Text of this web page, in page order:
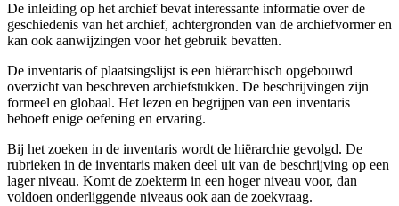
De inleiding op het archief bevat interessante informatie over de
geschiedenis van het archief, achtergronden van de archiefvormer en
kan ook aanwijzingen voor het gebruik bevatten.
De inventaris of plaatsingslijst is een hiërarchisch opgebouwd
overzicht van beschreven archiefstukken. De beschrijvingen zijn
formeel en globaal. Het lezen en begrijpen van een inventaris
behoeft enige oefening en ervaring.
Bij het zoeken in de inventaris wordt de hiërarchie gevolgd. De
rubrieken in de inventaris maken deel uit van de beschrijving op een
lager niveau. Komt de zoekterm in een hoger niveau voor, dan
voldoen onderliggende niveaus ook aan de zoekvraag.